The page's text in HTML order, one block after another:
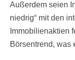
Außerdem seien
niedrig“ mit den
Immobilienaktien
Börsentrend, was